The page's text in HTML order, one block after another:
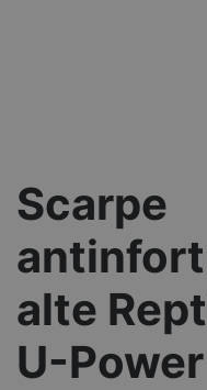
Scarpe
alte
U-Power